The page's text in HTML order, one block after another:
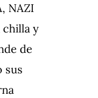
NAZI
chilla y
de
sus